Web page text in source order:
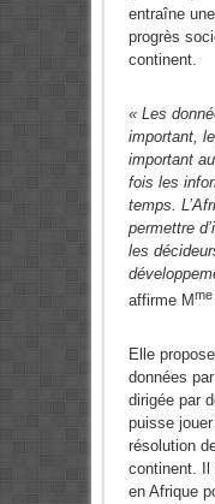
entraîne
progrès
continent.
« Les
important,
important
fois les
temps.
permettre
les
affirme Mme
Elle
données
dirigée par
puisse
résolution
continent. Il
en Afrique